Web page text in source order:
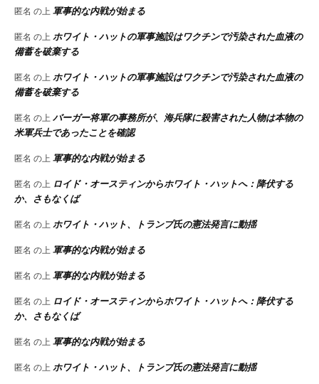
匿名 の上 軍事的な内戦が始まる
匿名 の上 ホワイト・ハットの軍事施設はワクチンで汚染された血液の
備蓄を破棄する
匿名 の上 ホワイト・ハットの軍事施設はワクチンで汚染された血液の
備蓄を破棄する
匿名 の上 バーガー将軍の事務所が、海兵隊に殺害された人物は本物の
米軍兵士であったことを確認
匿名 の上 軍事的な内戦が始まる
匿名 の上 ロイド・オースティンからホワイト・ハットへ：降伏する
か、さもなくば
匿名 の上 ホワイト・ハット、トランプ氏の憲法発言に動揺
匿名 の上 軍事的な内戦が始まる
匿名 の上 軍事的な内戦が始まる
匿名 の上 ロイド・オースティンからホワイト・ハットへ：降伏する
か、さもなくば
匿名 の上 軍事的な内戦が始まる
匿名 の上 ホワイト・ハット、トランプ氏の憲法発言に動揺